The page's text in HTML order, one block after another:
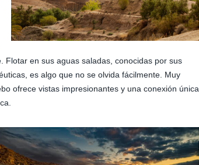
Flotar en sus aguas saladas, conocidas por sus
es algo que no se olvida fácilmente. Muy
ofrece vistas impresionantes y una conexión única